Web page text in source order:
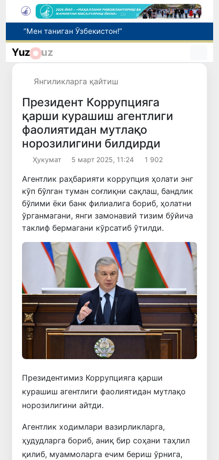
Ўзбекистонда зилзила содир бўлди
“Мен таниган Ўзбекистон!”
Yuz uz
Янгиликларга қайтиш
Президент Коррупцияга
қарши курашиш агентлиги
фаолиятидан мутлақо
норозилигини билдирди
Ҳукумат 5 март 2025, 11:24 1 902
Агентлик раҳбарияти коррупция ҳолати энг
кўп бўлган туман соғлиқни сақлаш, бандлик
бўлими ёки банк филиалига бориб, ҳолатни
ўрганмагани, янги замонавий тизим бўйича
таклиф бермагани кўрсатиб ўтилди.
Президентимиз Коррупцияга қарши
курашиш агентлиги фаолиятидан мутлақо
норозилигини айтди.
Агентлик ходимлари вазирликларга,
ҳудудларга бориб, аниқ бир соҳани таҳлил
қилиб, муаммоларга ечим бериш ўрнига,